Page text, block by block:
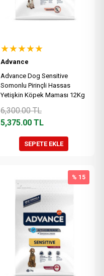
★★★★★
Advance
Advance Dog Sensitive
Somonlu Pirinçli Hassas
Yetişkin Köpek Maması 12Kg
6,300.00TL
5,375.00 TL
SEPETE EKLE
% 15